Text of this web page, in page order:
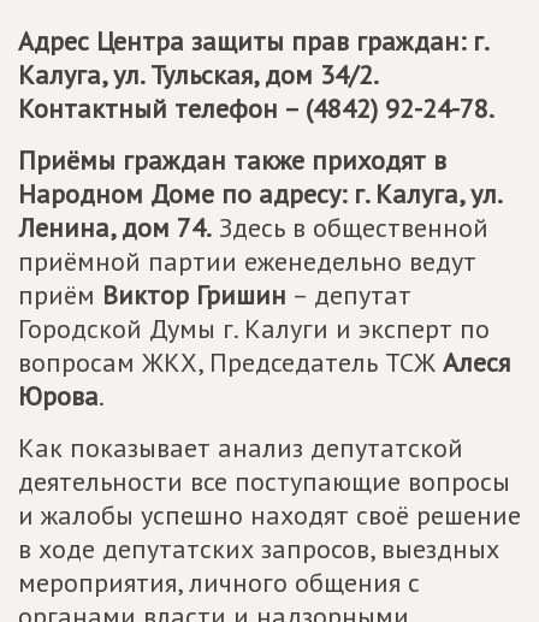
Адрес Центра защиты прав граждан: г.
Калуга, ул. Тульская, дом 34/2.
Контактный телефон – (4842) 92-24-78.
Приёмы граждан также приходят в
Народном Доме по адресу: г. Калуга, ул.
Ленина, дом 74. Здесь в общественной
приёмной партии еженедельно ведут
приём Виктор Гришин – депутат
Городской Думы г. Калуги и эксперт по
вопросам ЖКХ, Председатель ТСЖ Алеся
Юрова.
Как показывает анализ депутатской
деятельности все поступающие вопросы
и жалобы успешно находят своё решение
в ходе депутатских запросов, выездных
мероприятия, личного общения с